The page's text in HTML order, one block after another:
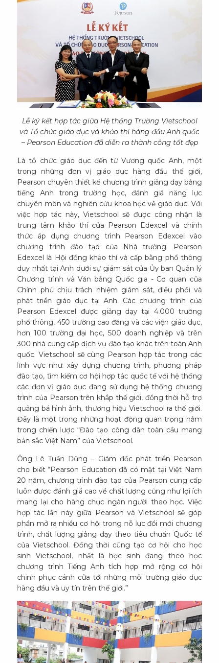
Lễ ký kết hợp tác giữa Hệ thống Trường Vietschool
và Tổ chức giáo dục và khảo thí hàng đầu Anh quốc
– Pearson Education đã diễn ra thành công tốt đẹp
Là tổ chức giáo dục đến từ Vương quốc Anh, một
trong những đơn vị giáo dục hàng đầu thế giới,
Pearson chuyên thiết kế chương trình giảng dạy bằng
tiếng Anh trong trường học, đánh giá năng lực
chuyên môn và nghiên cứu khoa học về giáo dục. Với
việc hợp tác này, Vietschool sẽ được công nhận là
trung tâm khảo thí của Pearson Edexcel và chính
thức áp dụng chương trình Pearson Edexcel vào
chương trình đào tạo của Nhà trường. Pearson
Edexcel là Hội đồng khảo thí và cấp bằng phổ thông
duy nhất tại Anh dưới sự giám sát của Ủy ban Quản lý
Chương trình và Văn bằng Quốc gia - Cơ quan của
Chính phủ chịu trách nhiệm giám sát, điều phối và
phát triển giáo dục tại Anh. Các chương trình của
Pearson Edexcel được giảng dạy tại 4.000 trường
phổ thông, 450 trường cao đẳng và các viện giáo dục,
hơn 100 trường đại học, 500 doanh nghiệp và trên
300 nhà cung cấp dịch vụ đào tạo khác trên toàn Anh
quốc. Vietschool sẽ cùng Pearson hợp tác trong các
lĩnh vực như: xây dựng chương trình, phương pháp
đào tạo, tìm kiếm cơ hội hợp tác quốc tế với hệ thống
các đơn vị giáo dục đang sử dụng hệ thống chương
trình của Pearson trên khắp thế giới, đồng thời hỗ trợ
quảng bá hình ảnh, thương hiệu Vietschool ra thế giới.
Đây là một trong những hoạt động quan trọng nằm
trong chiến lược “Đào tạo công dân toàn cầu mang
bản sắc Việt Nam” của Vietschool.
Ông Lê Tuấn Dũng – Giám đốc phát triển Pearson
cho biết “Pearson Education đã có mặt tại Việt Nam
20 năm, chương trình đào tạo của Pearson cung cấp
luôn được đánh giá cao về chất lượng cũng như lợi ích
mang lại cho hàng chục ngàn người theo học. Việc
hợp tác lần này giữa Pearson và Vietschool sẽ góp
phần mở ra nhiều cơ hội trong nỗ lực đổi mới chương
trình, chất lượng giảng dạy theo tiêu chuẩn Quốc tế
của Vietschool. Đồng thời cũng tạo cơ hội cho học
sinh Vietschool, nhất là học sinh đang theo học
chương trình Tiếng Anh tích hợp mở rộng cơ hội
chinh phục cánh cửa tới những môi trường giáo dục
hàng đầu và uy tín trên thế giới.”